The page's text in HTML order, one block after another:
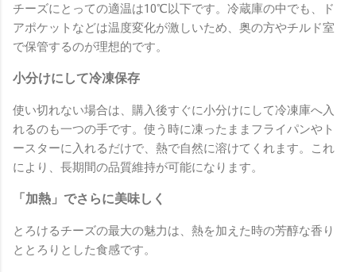
チーズにとっての適温は10℃以下です。冷蔵庫の中でも、ド
アポケットなどは温度変化が激しいため、奥の方やチルド室
で保管するのが理想的です。
小分けにして冷凍保存
使い切れない場合は、購入後すぐに小分けにして冷凍庫へ入
れるのも一つの手です。使う時に凍ったままフライパンやト
ースターに入れるだけで、熱で自然に溶けてくれます。これ
により、長期間の品質維持が可能になります。
「加熱」でさらに美味しく
とろけるチーズの最大の魅力は、熱を加えた時の芳醇な香り
ととろりとした食感です。